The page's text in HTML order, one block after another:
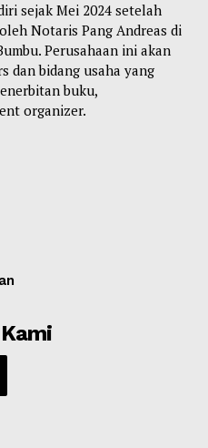
sejak Mei 2024 setelah
Notaris Pang Andreas di
Perusahaan ini akan
dan bidang usaha yang
buku,
organizer.